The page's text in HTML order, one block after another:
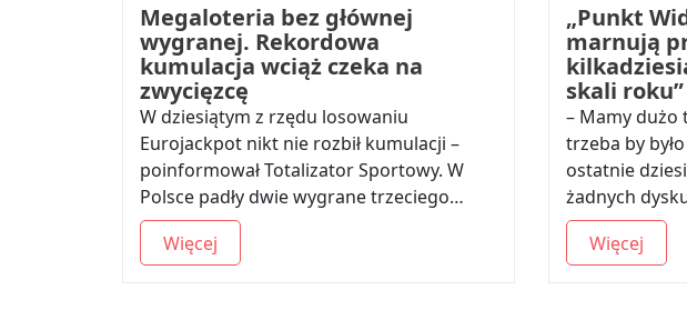
Megaloteria bez głównej
wygranej. Rekordowa
kumulacja wciąż czeka na
zwycięzcę
W dziesiątym z rzędu losowaniu
Eurojackpot nikt nie rozbił kumulacji –
poinformował Totalizator Sportowy. W
Polsce padły dwie wygrane trzeciego…
Więcej
„Punkt
marnują
skali roku”
– Mamy
trzeba by
ostatnie
żadnych
Więcej